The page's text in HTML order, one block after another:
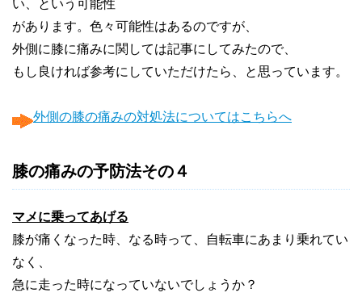
い、という可能性
があります。色々可能性はあるのですが、
外側に膝に痛みに関しては記事にしてみたので、
もし良ければ参考にしていただけたら、と思っています。
外側の膝の痛みの対処法についてはこちらへ
膝の痛みの予防法その４
マメに乗ってあげる
膝が痛くなった時、なる時って、自転車にあまり乗れてい
なく、
急に走った時になっていないでしょうか？